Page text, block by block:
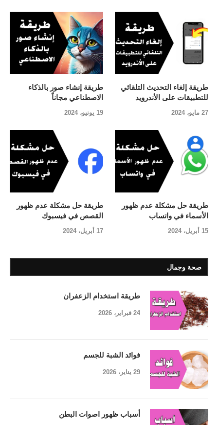
طريقة إنشاء صور بالذكاء
الاصطناعي مجاناً
19 يونيو، 2024
طريقة إلغاء التحديث التلقائي
للتطبيقات على الأندرويد
27 مايو، 2024
طريقة حل مشكلة عدم ظهور
القصص في فيسبوك
17 أبريل، 2024
طريقة حل مشكلة عدم ظهور
الأسماء في واتساب
15 أبريل، 2024
صحة وجمال
طريقة استخدام الزعفران
24 فبراير، 2026
فوائد الشبة للجسم
29 يناير، 2026
أسباب ظهور اصوات البطن